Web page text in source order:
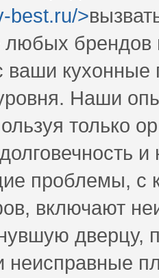
best.ru/>
любых
ваши
Наши
только
проблемы, с
включают
дверцу,
неисправные